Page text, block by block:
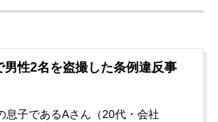
男性2名を盗撮した条例違反事
息子であるAさん（20代・会社